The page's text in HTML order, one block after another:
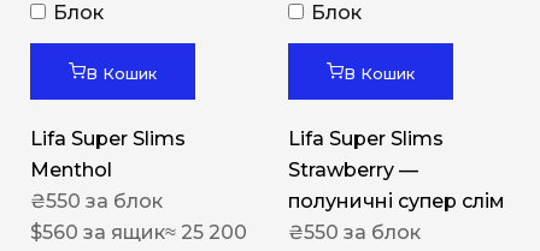
Блок
В Кошик
Lifa Super Slims
Menthol
₴550 за блок
$560 за ящик≈ 25 200
Блок
В Кошик
Lifa Super Slims
Strawberry —
полуничні супер слім
₴550 за блок